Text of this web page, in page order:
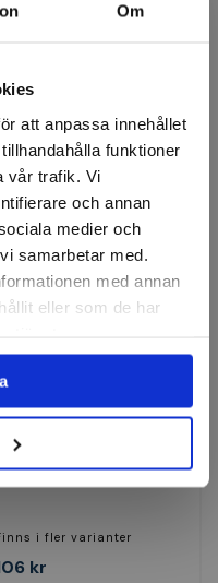
Om
att anpassa innehållet
funktioner
vår trafik. Vi
och annan
medier och
samarbetar med.
med annan
eller som de har
i fler varianter
191 kr
Finns i lager
Visa
3/8" Zyklop HMB HF
i fler varianter
kr